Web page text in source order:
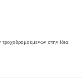
στην ίδια